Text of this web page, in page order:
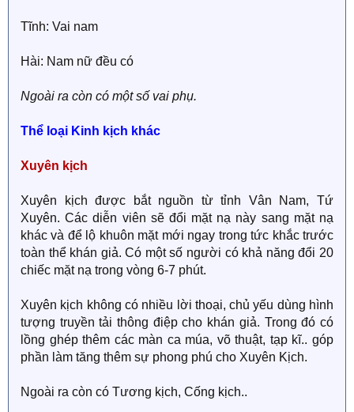
Tĩnh: Vai nam
Hài: Nam nữ đều có
Ngoài ra còn có một số vai phụ.
Thể loại Kinh kịch khác
Xuyên kịch
Xuyên kịch được bắt nguồn từ tỉnh Vân Nam, Tứ
Xuyên. Các diễn viên sẽ đổi mặt nạ này sang mặt nạ
khác và để lộ khuôn mặt mới ngay trong tức khắc trước
toàn thể khán giả. Có một số người có khả năng đổi 20
chiếc mặt nạ trong vòng 6-7 phút.
Xuyên kịch không có nhiều lời thoại, chủ yếu dùng hình
tượng truyền tải thông điệp cho khán giả. Trong đó có
lồng ghép thêm các màn ca múa, võ thuật, tạp kĩ.. góp
phần làm tăng thêm sự phong phú cho Xuyên Kịch.
Ngoài ra còn có Tương kịch, Cống kịch..